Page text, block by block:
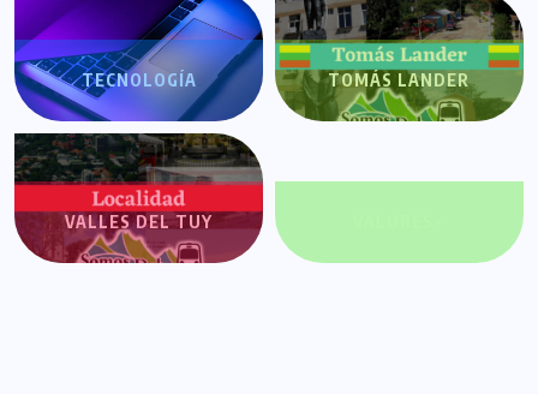
TECNOLOGÍA TOMÁS LANDER
VALLES DEL TUY